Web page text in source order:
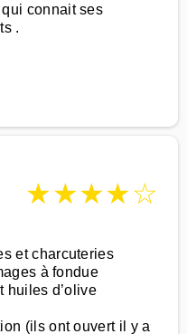
connait ses
.
★★★★☆
et charcuteries
à fondue
huiles d’olive
(ils ont ouvert il y a